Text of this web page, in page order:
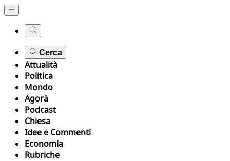
Cerca
Attualità
Politica
Mondo
Agorà
Podcast
Chiesa
Idee e Commenti
Economia
Rubriche